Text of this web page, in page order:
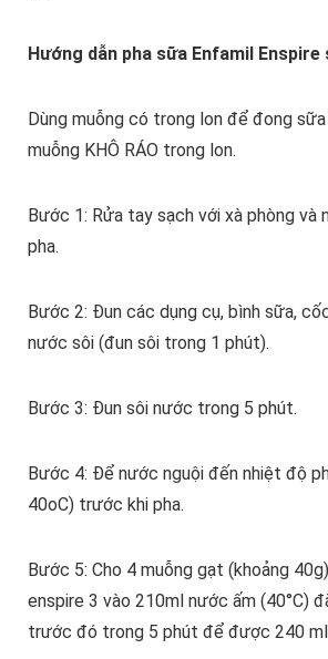
Hướng dẫn pha sữa Enfamil Enspire
Dùng muỗng có trong lon để đong
muỗng KHÔ RÁO trong lon.
Bước 1: Rửa tay sạch với xà phòng và
pha.
Bước 2: Đun các dụng cụ, bình sữa,
nước sôi (đun sôi trong 1 phút).
Bước 3: Đun sôi nước trong 5 phút.
Bước 4: Để nước nguội đến nhiệt độ
40oC) trước khi pha.
Bước 5: Cho 4 muỗng gạt (khoảng
enspire 3 vào 210ml nước ấm (40°C)
trước đó trong 5 phút để được 240 ml